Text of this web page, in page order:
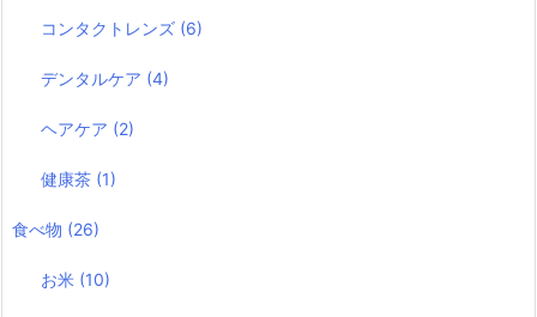
コンタクトレンズ (6)
デンタルケア (4)
ヘアケア (2)
健康茶 (1)
食べ物 (26)
お米 (10)